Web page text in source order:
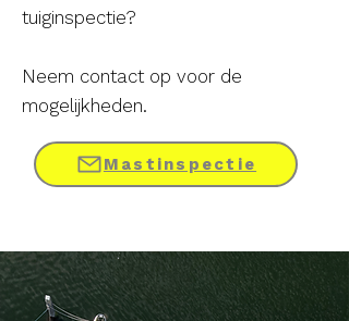
tuiginspectie?
Neem contact op voor de
mogelijkheden.
Mastinspectie